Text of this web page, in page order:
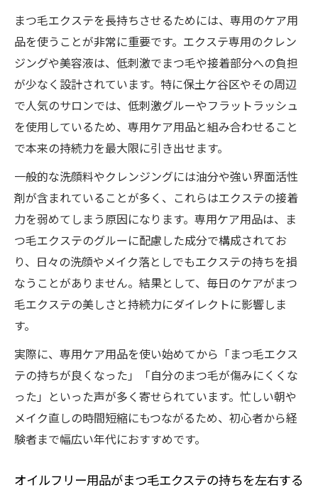
まつ毛エクステを長持ちさせるためには、専用のケア用
品を使うことが非常に重要です。エクステ専用のクレン
ジングや美容液は、低刺激でまつ毛や接着部分への負担
が少なく設計されています。特に保土ケ谷区やその周辺
で人気のサロンでは、低刺激グルーやフラットラッシュ
を使用しているため、専用ケア用品と組み合わせること
で本来の持続力を最大限に引き出せます。
一般的な洗顔料やクレンジングには油分や強い界面活性
剤が含まれていることが多く、これらはエクステの接着
力を弱めてしまう原因になります。専用ケア用品は、ま
つ毛エクステのグルーに配慮した成分で構成されてお
り、日々の洗顔やメイク落としでもエクステの持ちを損
なうことがありません。結果として、毎日のケアがまつ
毛エクステの美しさと持続力にダイレクトに影響しま
す。
実際に、専用ケア用品を使い始めてから「まつ毛エクス
テの持ちが良くなった」「自分のまつ毛が傷みにくくな
った」といった声が多く寄せられています。忙しい朝や
メイク直しの時間短縮にもつながるため、初心者から経
験者まで幅広い年代におすすめです。
オイルフリー用品がまつ毛エクステの持ちを左右する